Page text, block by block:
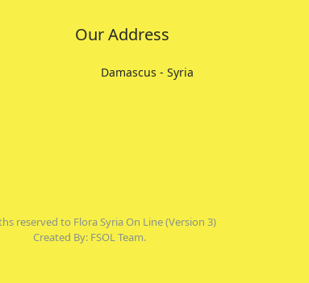
Our Address
Damascus - Syria
reserved to Flora Syria On Line (Version 3)
Created By: FSOL Team.